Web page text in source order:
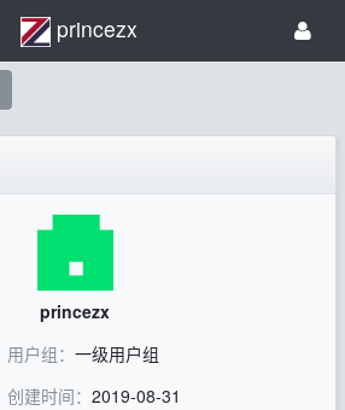
princezx
princezx
用户组： 一级用户组
创建时间： 2019-08-31